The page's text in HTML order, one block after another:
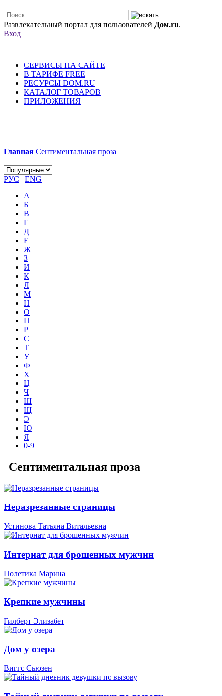
Развлекательный портал для пользователей Дом.ru.
Вход
СЕРВИСЫ НА САЙТЕ
В ТАРИФЕ FREE
РЕСУРСЫ DOM.RU
КАТАЛОГ ТОВАРОВ
ПРИЛОЖЕНИЯ
Главная Сентиментальная проза
РУС | ENG
А
Б
В
Г
Д
Е
Ж
З
И
К
Л
М
Н
О
П
Р
С
Т
У
Ф
Х
Ц
Ч
Ш
Щ
Э
Ю
Я
0-9
Сентиментальная проза
Неразрезанные страницы
Устинова Татьяна Витальевна
Интернат для брошенных мужчин
Полетика Марина
Крепкие мужчины
Гилберт Элизабет
Дом у озера
Виггс Сьюзен